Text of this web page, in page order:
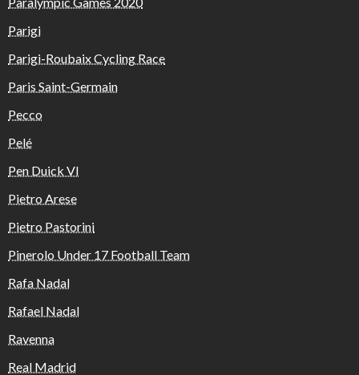
Parigi
Parigi-Roubaix Cycling Race
Paris Saint-Germain
Pecco
Pelé
Pen Duick VI
Pietro Arese
Pietro Pastorini
Pinerolo Under 17 Football Team
Rafa Nadal
Rafael Nadal
Ravenna
Real Madrid